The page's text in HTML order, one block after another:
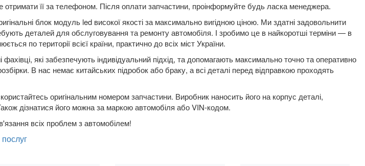
отримати її за телефоном. Після оплати запчастини, проінформуйте будь ласка менеджера.
блок модуль led високої якості за максимально вигідною ціною. Ми здатні задовольнити
деталей для обслуговування та ремонту автомобіля. І зробимо це в найкоротші терміни — в
по території всієї країни, практично до всіх міст України.
які забезпечують індивідуальний підхід, та допомагають максимально точно та оперативно
В нас немає китайських підробок або браку, а всі деталі перед відправкою проходять
оригінальним номером запчастини. Виробник наносить його на корпус деталі,
дізнатися його можна за маркою автомобіля або VIN-кодом.
всіх проблем з автомобілем!